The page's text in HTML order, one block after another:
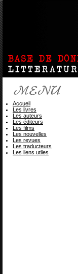
Accueil
Les livres
Les auteurs
Les éditeurs
Les films
Les nouvelles
Les revues
Les traducteurs
Les liens utiles